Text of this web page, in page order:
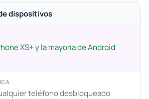
dispositivos
XS+ y la mayoría de Android
teléfono desbloqueado